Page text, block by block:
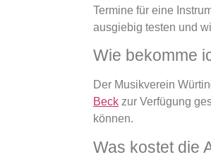
Termine für eine
ausgiebig testen und
Wie bekomme
Der Musikverein
Beck zur Verfügung
können.
Was kostet die